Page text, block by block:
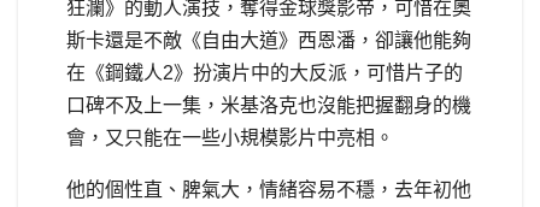
狂瀾》的動人演技，奪得金球獎影帝，可惜在奧
斯卡還是不敵《自由大道》西恩潘，卻讓他能夠
在《鋼鐵人2》扮演片中的大反派，可惜片子的
口碑不及上一集，米基洛克也沒能把握翻身的機
會，又只能在一些小規模影片中亮相。
他的個性直、脾氣大，情緒容易不穩，去年初他